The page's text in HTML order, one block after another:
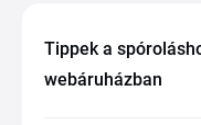
Tippek a
webáruházban